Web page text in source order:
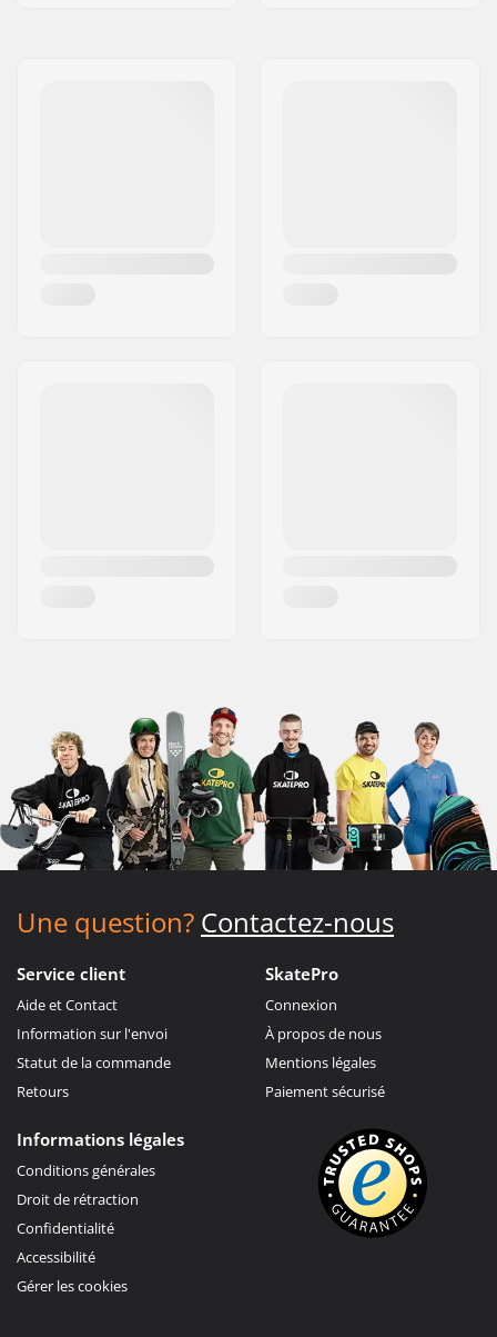
Une question? Contactez-nous
Service client
Aide et Contact
Information sur l'envoi
Statut de la commande
Retours
SkatePro
Connexion
À propos de nous
Mentions légales
Paiement sécurisé
Informations légales
Conditions générales
Droit de rétraction
Confidentialité
Accessibilité
Gérer les cookies